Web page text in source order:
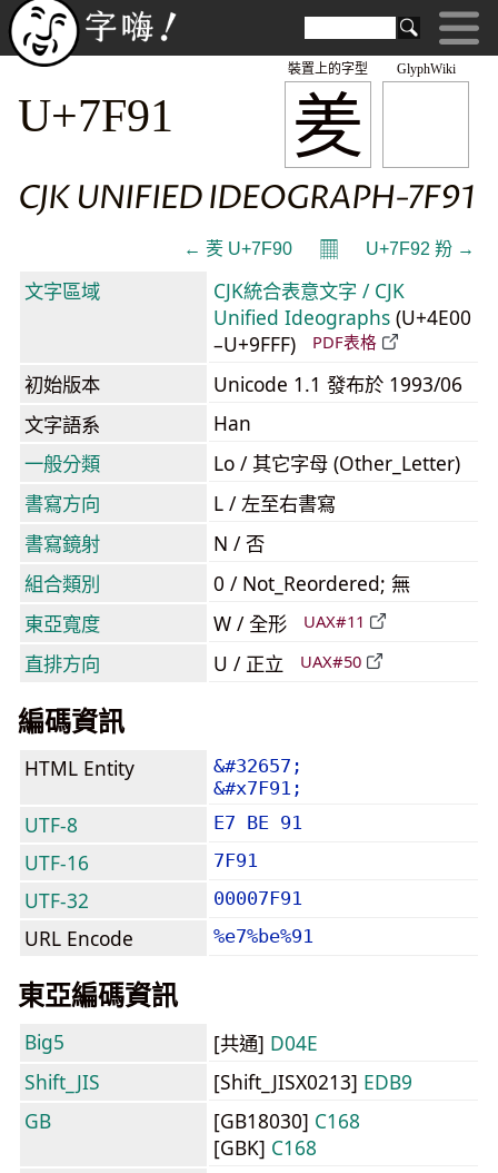
GlyphWiki
羑
裝置上的字型
U+7F91
CJK UNIFIED IDEOGRAPH-7F91
← 羐 U+7F90 𝄜 U+7F92 羒 →
文字區域
CJK統合表意文字 / CJK
Unified Ideographs (U+4E00
–U+9FFF)
PDF表格
初始版本
Unicode 1.1 發布於 1993/06
文字語系
Han
一般分類
Lo / 其它字母 (Other_Letter)
書寫方向
L / 左至右書寫
書寫鏡射
N / 否
組合類別
0 / Not_Reordered; 無
東亞寬度
W / 全形 UAX#11
直排方向 U / 正立 UAX#50
編碼資訊
HTML Entity
&#32657;
&#x7F91;
UTF-8 E7 BE 91
UTF-16 7F91
UTF-32 00007F91
URL Encode %e7%be%91
東亞編碼資訊
Big5 [共通] D04E
Shift_JIS
[Shift_JISX0213] EDB9
GB
[GB18030] C168
[GBK] C168